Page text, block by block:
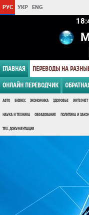
РУС УКР ENG
18
ГЛАВНАЯ ПЕРЕВОДЫ НА
ОНЛАЙН ПЕРЕВОДЧИК
АВТО БИЗНЕС ЭКОНОМИКА ЗДОРОВЬЕ ИНТЕРНЕТ
НАУКА И ТЕХНИКА ОБРАЗОВАНИЕ ПОЛИТИКА И ЗАКОН
ТЕХ. ДОКУМЕНТАЦИЯ